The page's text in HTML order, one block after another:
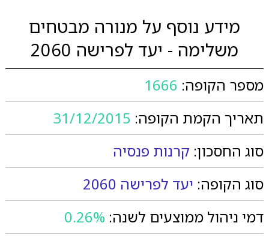
מידע נוסף על מנורה מבטחים
משלימה - יעד לפרישה 2060
מספר הקופה: 1666
תאריך הקמת הקופה: 31/12/2015
סוג החסכון: קרנות פנסיה
סוג הקופה: יעד לפרישה 2060
דמי ניהול ממוצעים לשנה: 0.26%